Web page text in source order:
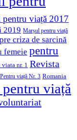
pentru viață 2017
2019 Marșul pentru viață
criza de sarcină
femeie pentru
nr. 1 Revista
viață Nr. 3 Romania
viață